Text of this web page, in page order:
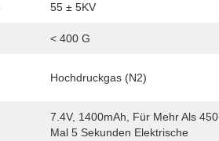
55 ± 5KV
< 400 G
Hochdruckgas (N2)
7.4V, 1400mAh, Für Mehr Als 450
Mal 5 Sekunden Elektrische